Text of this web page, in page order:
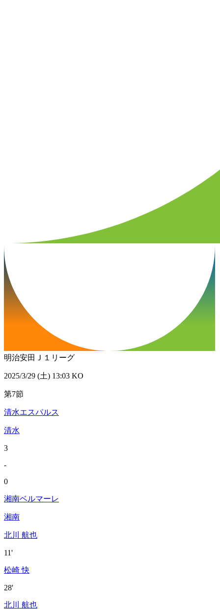
明治安田Ｊ１リーグ
2025/3/29 (土) 13:03 KO
第7節
清水エスパルス
清水
3
-
0
湘南ベルマーレ
湘南
北川 航也
11'
松崎 快
28'
北川 航也